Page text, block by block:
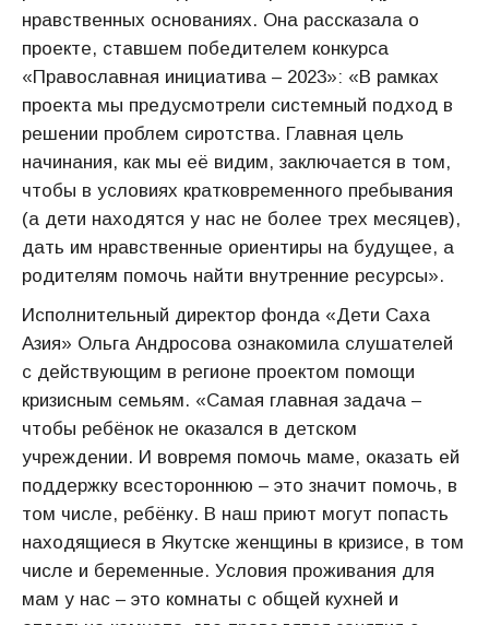
нравственных основаниях. Она рассказала о
проекте, ставшем победителем конкурса
«Православная инициатива – 2023»: «В рамках
проекта мы предусмотрели системный подход в
решении проблем сиротства. Главная цель
начинания, как мы её видим, заключается в том,
чтобы в условиях кратковременного пребывания
(а дети находятся у нас не более трех месяцев),
дать им нравственные ориентиры на будущее, а
родителям помочь найти внутренние ресурсы».
Исполнительный директор фонда «Дети Саха
Азия» Ольга Андросова ознакомила слушателей
с действующим в регионе проектом помощи
кризисным семьям. «Самая главная задача –
чтобы ребёнок не оказался в детском
учреждении. И вовремя помочь маме, оказать ей
поддержку всестороннюю – это значит помочь, в
том числе, ребёнку. В наш приют могут попасть
находящиеся в Якутске женщины в кризисе, в том
числе и беременные. Условия проживания для
мам у нас – это комнаты с общей кухней и